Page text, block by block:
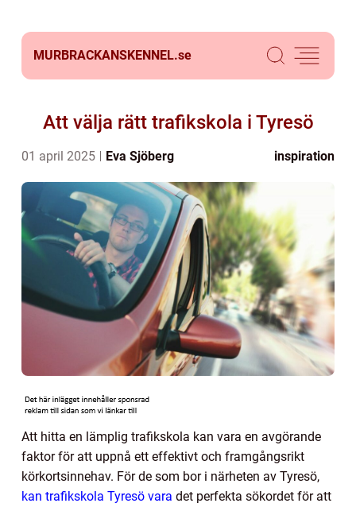
MURBRACKANSKENNEL.se
Att välja rätt trafikskola i Tyresö
01 april 2025 Eva Sjöberg inspiration
Att hitta en lämplig trafikskola kan vara en avgörande
faktor för att uppnå ett effektivt och framgångsrikt
körkortsinnehav. För de som bor i närheten av Tyresö,
kan trafikskola Tyresö vara det perfekta sökordet för att